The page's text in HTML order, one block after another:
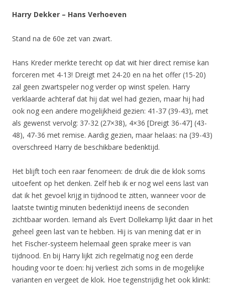
Harry Dekker – Hans Verhoeven
Stand na de 60e zet van zwart.
Hans Kreder merkte terecht op dat wit hier direct remise kan
forceren met 4-13! Dreigt met 24-20 en na het offer (15-20)
zal geen zwartspeler nog verder op winst spelen. Harry
verklaarde achteraf dat hij dat wel had gezien, maar hij had
ook nog een andere mogelijkheid gezien: 41-37 (39-43), met
als gewenst vervolg: 37-32 (27×38), 4×36 [Dreigt 36-47] (43-
48), 47-36 met remise. Aardig gezien, maar helaas: na (39-43)
overschreed Harry de beschikbare bedenktijd.
Het blijft toch een raar fenomeen: de druk die de klok soms
uitoefent op het denken. Zelf heb ik er nog wel eens last van
dat ik het gevoel krijg in tijdnood te zitten, wanneer voor de
laatste twintig minuten bedenktijd ineens de seconden
zichtbaar worden. Iemand als Evert Dollekamp lijkt daar in het
geheel geen last van te hebben. Hij is van mening dat er in
het Fischer-systeem helemaal geen sprake meer is van
tijdnood. En bij Harry lijkt zich regelmatig nog een derde
houding voor te doen: hij verliest zich soms in de mogelijke
varianten en vergeet de klok. Hoe tegenstrijdig het ook klinkt: